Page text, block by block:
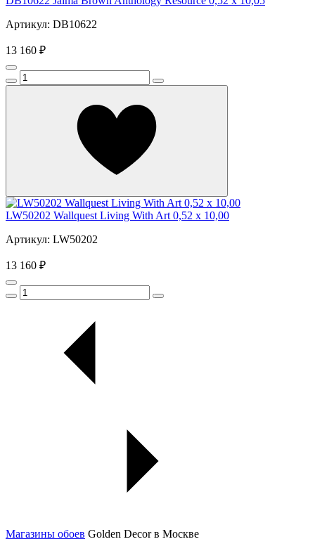
Артикул: DB10622
13 160 ₽
LW50202 Wallquest Living With Art 0,52 x 10,00
Артикул: LW50202
13 160 ₽
Магазины обоев Golden Decor в Москве